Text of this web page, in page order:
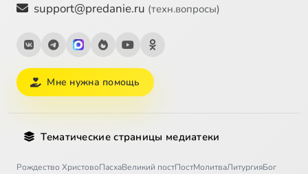
support@predanie.ru (техн.вопросы)
Мне нужна помощь
Тематические страницы медиатеки
Рождество ХристовоПасхаВеликий постПостМолитваЛитургияБог